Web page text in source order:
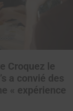
Croquez le
a convié des
« expérience